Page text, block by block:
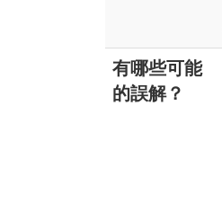
有哪些可能
的誤解？